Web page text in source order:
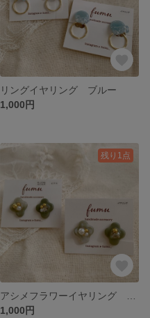
リングイヤリング ブルー
1,000円
残り1点
1,000円